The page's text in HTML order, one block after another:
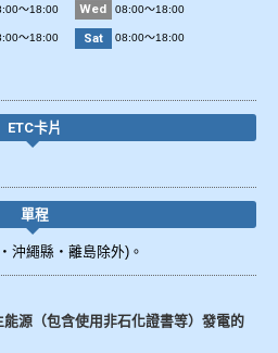
～18:00 Wed 08:00～18:00
～18:00 Sat 08:00～18:00
ETC卡片
單程
沖繩縣・離島除外)。
源（包含使用非石化證書等）發電的